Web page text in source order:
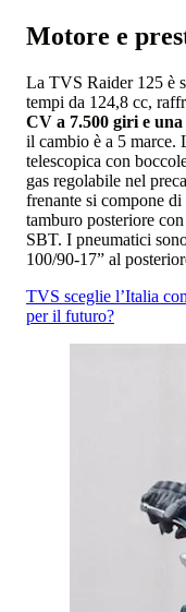
Motore e
La TVS Raider 125 è
tempi da 124,8 cc,
CV a 7.500 giri e
il cambio è a 5 marce.
telescopica con
gas regolabile nel
frenante si compone
tamburo posteriore
SBT. I pneumatici
100/90-17” al
TVS sceglie l’Italia
per il futuro?